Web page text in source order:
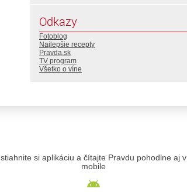
Odkazy
Fotoblog
Najlepšie recepty
Pravda.sk
TV program
Všetko o víne
stiahnite si aplikáciu a čítajte Pravdu pohodlne aj v
mobile